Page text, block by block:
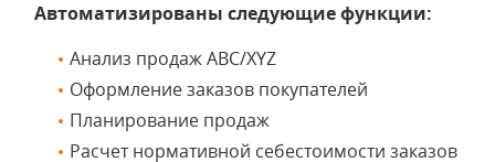
Автоматизированы следующие функции:
Анализ продаж ABC/XYZ
Оформление заказов покупателей
Планирование продаж
Расчет нормативной себестоимости заказов